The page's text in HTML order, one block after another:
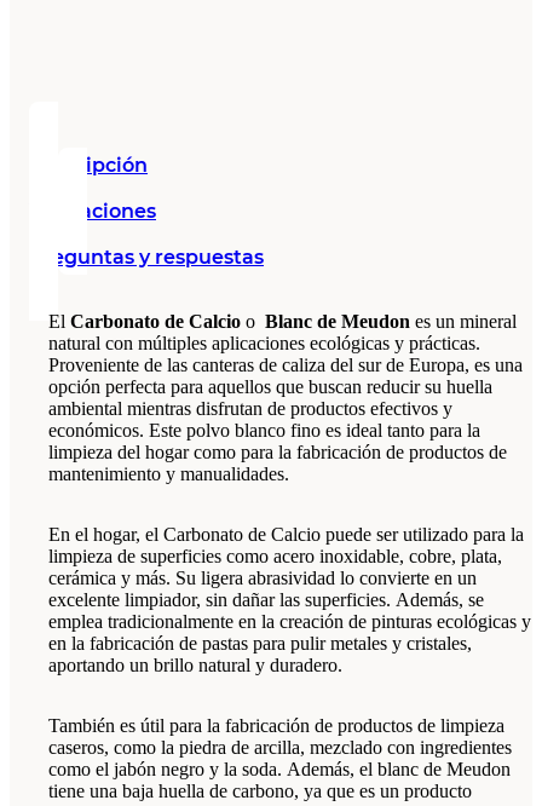
Descripción
Valoraciones
Preguntas y respuestas
El Carbonato de Calcio o Blanc de Meudon es un mineral
natural con múltiples aplicaciones ecológicas y prácticas.
Proveniente de las canteras de caliza del sur de Europa, es una
opción perfecta para aquellos que buscan reducir su huella
ambiental mientras disfrutan de productos efectivos y
económicos. Este polvo blanco fino es ideal tanto para la
limpieza del hogar como para la fabricación de productos de
mantenimiento y manualidades.
En el hogar, el Carbonato de Calcio puede ser utilizado para la
limpieza de superficies como acero inoxidable, cobre, plata,
cerámica y más. Su ligera abrasividad lo convierte en un
excelente limpiador, sin dañar las superficies. Además, se
emplea tradicionalmente en la creación de pinturas ecológicas y
en la fabricación de pastas para pulir metales y cristales,
aportando un brillo natural y duradero.
También es útil para la fabricación de productos de limpieza
caseros, como la piedra de arcilla, mezclado con ingredientes
como el jabón negro y la soda. Además, el blanc de Meudon
tiene una baja huella de carbono, ya que es un producto